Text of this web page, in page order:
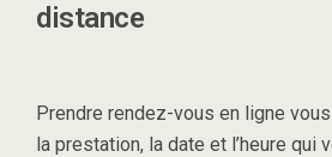
distance
Prendre rendez-vous en ligne
la prestation, la date et l’heure qui